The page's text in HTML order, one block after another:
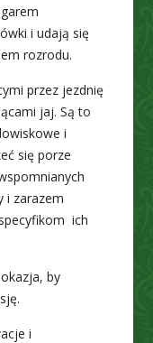
i udają się
rozrodu.
przez jezdnię
jaj. Są to
i
się porze
i zarazem
ich
by
i